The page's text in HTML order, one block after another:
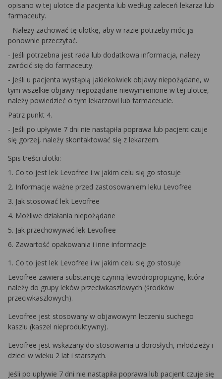
opisano w tej ulotce dla pacjenta lub według zaleceń lekarza lub
farmaceuty.
- Należy zachować tę ulotkę, aby w razie potrzeby móc ją
ponownie przeczytać.
- Jeśli potrzebna jest rada lub dodatkowa informacja, należy
zwrócić się do farmaceuty.
- Jeśli u pacjenta wystąpią jakiekolwiek objawy niepożądane, w
tym wszelkie objawy niepożądane niewymienione w tej ulotce,
należy powiedzieć o tym lekarzowi lub farmaceucie.
Patrz punkt 4.
- Jeśli po upływie 7 dni nie nastąpiła poprawa lub pacjent czuje
się gorzej, należy skontaktować się z lekarzem.
Spis treści ulotki:
1. Co to jest lek Levofree i w jakim celu się go stosuje
2. Informacje ważne przed zastosowaniem leku Levofree
3. Jak stosować lek Levofree
4. Możliwe działania niepożądane
5. Jak przechowywać lek Levofree
6. Zawartość opakowania i inne informacje
1. Co to jest lek Levofree i w jakim celu się go stosuje
Levofree zawiera substancję czynną lewodropropizynę, która
należy do grupy leków przeciwkaszlowych (środków
przeciwkaszlowych).
Levofree jest stosowany w objawowym leczeniu suchego
kaszlu (kaszel nieproduktywny).
Levofree jest wskazany do stosowania u dorosłych, młodzieży i
dzieci w wieku 2 lat i starszych.
Jeśli po upływie 7 dni nie nastąpiła poprawa lub pacjent czuje się